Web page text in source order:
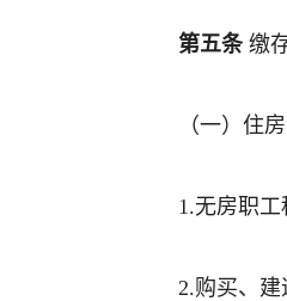
第五条缴
（一）住
1.无房职工
2.购买、